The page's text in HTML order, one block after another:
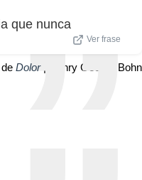
que nunca
Ver frase
Dolor| Henry George Bohn